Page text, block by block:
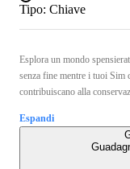
Tipo: Chiave
Esplora un mondo
senza fine mentre i tuoi
contribuiscano alla
Espandi